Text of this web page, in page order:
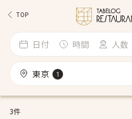
TOP
日付 時間 人数
東京 1
3件